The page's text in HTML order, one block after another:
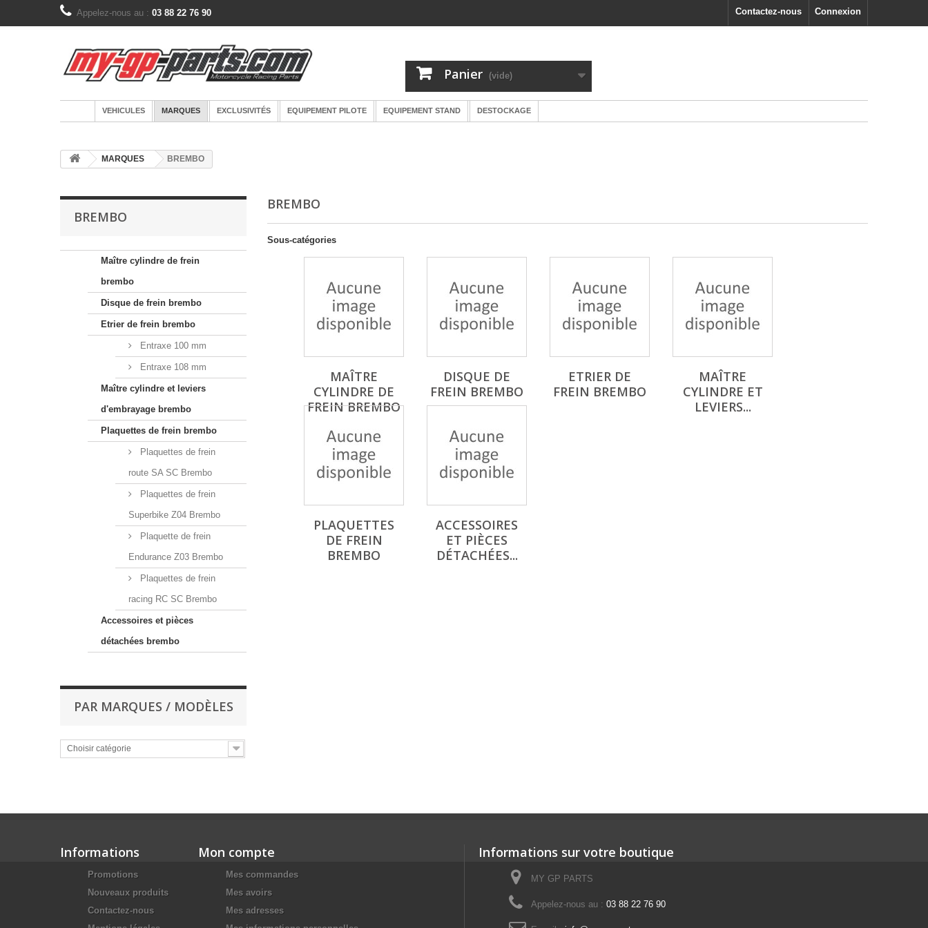
Connexion
Contactez-nous
Appelez-nous au : 03 88 22 76 90
Panier (vide)
VEHICULES MARQUES EXCLUSIVITÉS EQUIPEMENT PILOTE EQUIPEMENT STAND DESTOCKAGE
MARQUES BREMBO
BREMBO
Maître cylindre de frein
brembo
Disque de frein brembo
Etrier de frein brembo
Entraxe 100 mm
Entraxe 108 mm
Maître cylindre et leviers
d'embrayage brembo
Plaquettes de frein brembo
Plaquettes de frein
route SA SC Brembo
Plaquettes de frein
Superbike Z04 Brembo
Plaquette de frein
Endurance Z03 Brembo
Plaquettes de frein
racing RC SC Brembo
Accessoires et pièces
détachées brembo
PAR MARQUES / MODÈLES
Choisir catégorie
BREMBO
Sous-catégories
MAÎTRE
CYLINDRE DE
FREIN BREMBO
DISQUE DE
FREIN BREMBO
ETRIER DE
FREIN BREMBO
MAÎTRE
CYLINDRE ET
LEVIERS...
PLAQUETTES
DE FREIN
BREMBO
ACCESSOIRES
ET PIÈCES
DÉTACHÉES...
Informations
Promotions
Nouveaux produits
Contactez-nous
Mon compte
Mes commandes
Mes avoirs
Mes adresses
Informations sur votre boutique
MY GP PARTS
Appelez-nous au : 03 88 22 76 90